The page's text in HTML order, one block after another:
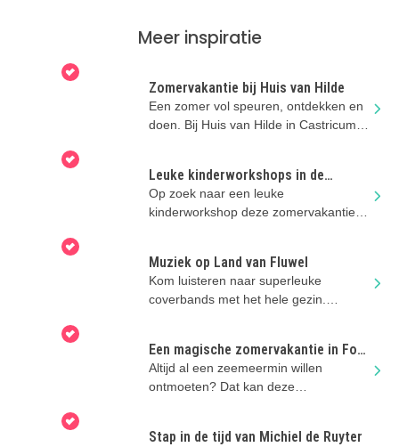
Meer inspiratie
Zomervakantie bij Huis van Hilde
Een zomer vol speuren, ontdekken en
doen. Bij Huis van Hilde in Castricum
Leuke kinderworkshops in de
zomervakantie!
Op zoek naar een leuke
kinderworkshop deze zomervakantie?
Muziek op Land van Fluwel
Kom luisteren naar superleuke
coverbands met het hele gezin.
Een magische zomervakantie in Fort
Kijkduin
Altijd al een zeemeermin willen
ontmoeten? Dat kan deze
Stap in de tijd van Michiel de Ruyter